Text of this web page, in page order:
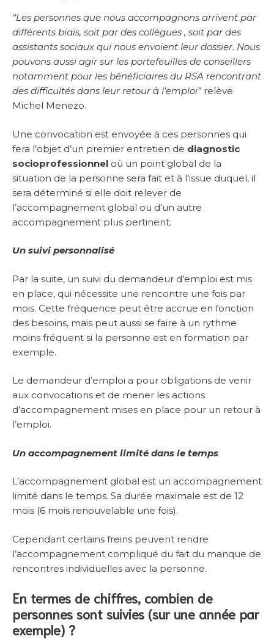
“Les personnes que nous accompagnons arrivent par
différents biais, soit par des collègues , soit par des
assistants sociaux qui nous envoient leur dossier. Nous
pouvons aussi agir sur les portefeuilles de conseillers
notamment pour les bénéficiaires du RSA rencontrant
des difficultés dans leur retour à l’emploi” relève
Michel Menezo.
Une convocation est envoyée à ces personnes qui
fera l’objet d’un premier entretien de diagnostic
socioprofessionnel où un point global de la
situation de la personne sera fait et à l’issue duquel, il
sera déterminé si elle doit relever de
l’accompagnement global ou d’un autre
accompagnement plus pertinent.
Un suivi personnalisé
Par la suite, un suivi du demandeur d’emploi est mis
en place, qui nécessite une rencontre une fois par
mois. Cette fréquence peut être accrue en fonction
des besoins, mais peut aussi se faire à un rythme
moins fréquent si la personne est en formation par
exemple.
Le demandeur d’emploi a pour obligations de venir
aux convocations et de mener les actions
d’accompagnement mises en place pour un retour à
l’emploi.
Un accompagnement limité dans le temps
L’accompagnement global est un accompagnement
limité dans le temps. Sa durée maximale est de 12
mois (6 mois renouvelable une fois).
Cependant certains freins peuvent rendre
l’accompagnement compliqué du fait du manque de
rencontres individuelles avec la personne.
En termes de chiffres, combien de
personnes sont suivies (sur une année par
exemple) ?